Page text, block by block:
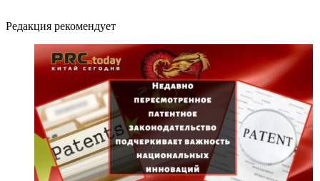
Редакция рекомендует